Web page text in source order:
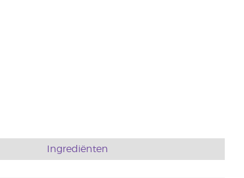
Ingrediënten